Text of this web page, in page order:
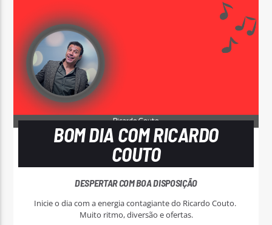
BOM DIA COM RICARDO
COUTO
DESPERTAR COM BOA DISPOSIÇÃO
Inicie o dia com a energia contagiante do Ricardo Couto.
Muito ritmo, diversão e ofertas.